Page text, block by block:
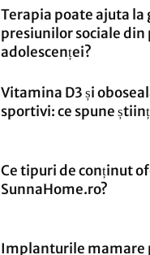
Terapia poate ajuta la
presiunilor sociale din
adolescenței?
Vitamina D3 și
sportivi: ce spune
Ce tipuri de conținut
SunnaHome.ro?
Implanturile mamare